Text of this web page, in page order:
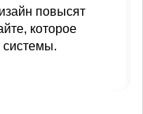
повысят
которое
системы.